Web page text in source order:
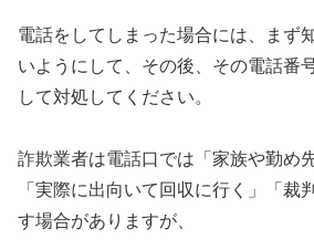
電話をしてしまった場合には、まず
いようにして、その後、その電話番
して対処してください。
詐欺業者は電話口では「家族や勤め
「実際に出向いて回収に行く」「裁
す場合がありますが、